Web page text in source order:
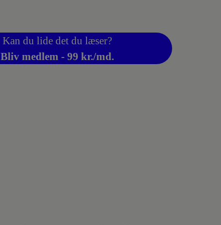
Kan du lide det du læser?
Bliv medlem - 99 kr./md.